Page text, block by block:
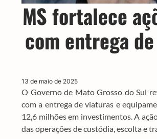
MS fortalece
com entrega
13 de maio de 2025
O Governo de Mato Grosso do Sul
com a entrega de viaturas e
12,6 milhões em investimentos. A
das operações de custódia, escolta e